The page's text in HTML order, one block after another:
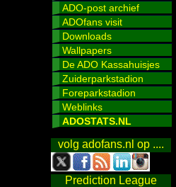
ADO-post archief
ADOfans visit
Downloads
Wallpapers
De ADO Kassahuisjes
Zuiderparkstadion
Foreparkstadion
Weblinks
ADOSTATS.NL
volg adofans.nl op ....
Prediction League